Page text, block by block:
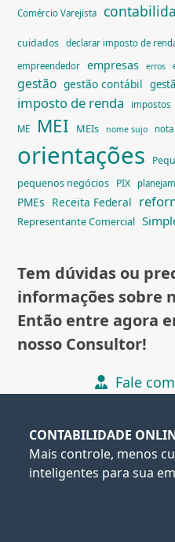
Comércio Varejista
cuidados declarar imposto de
empreendedor empresas erros
gestão gestão contábil
imposto de renda impostos
ME MEI MEIs nome sujo
orientações
pequenos negócios PIX
PMEs Receita Federal
Representante Comercial
Tem dúvidas ou
informações sobre
Então entre agora
nosso Consultor!
Fale
CONTABILIDADE
Mais controle, menos
inteligentes para sua